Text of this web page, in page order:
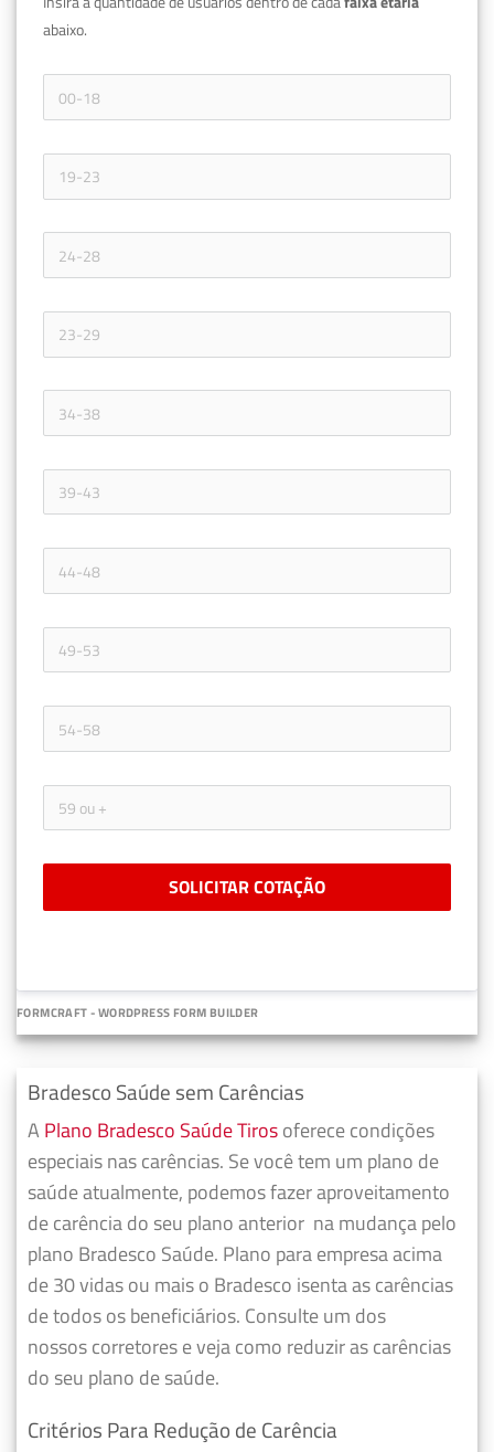
abaixo.
SOLICITAR COTAÇÃO
FORMCRAFT - WORDPRESS FORM BUILDER
Bradesco Saúde sem Carências
A Plano Bradesco Saúde Tirosoferece condições
especiais nas carências. Se você tem um plano de
saúde atualmente, podemos fazeraproveitamento
de carência do seu plano anterior na mudança pelo
plano Bradesco Saúde. Plano para empresa acima
de 30 vidas ou mais o Bradesco isenta as carências
de todos os beneficiários. Consulte um dos
nossos corretores e veja como reduzir as carências
do seu plano de saúde.
Critérios Para Redução de Carência